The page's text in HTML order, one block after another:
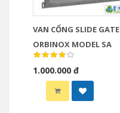
VAN CỔNG SLIDE GATE
ORBINOX MODEL SA
1.000.000 đ